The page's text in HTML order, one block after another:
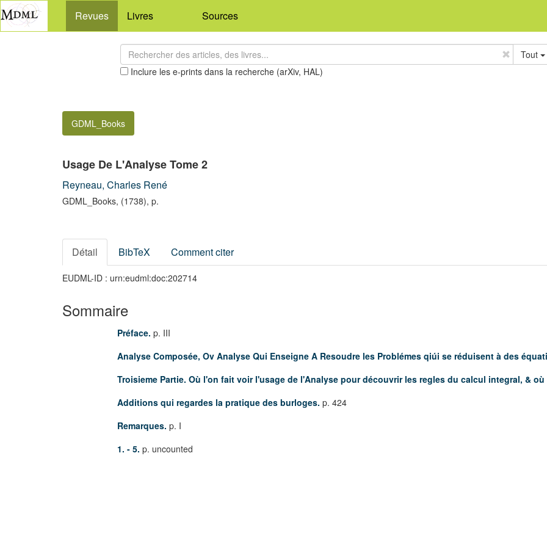
Revues Livres Sources
Tout
Inclure les e-prints dans la recherche (arXiv, HAL)
GDML_Books
Usage De L'Analyse Tome 2
Reyneau, Charles René
GDML_Books, (1738), p.
Détail BibTeX Comment citer
EUDML-ID : urn:eudml:doc:202714
Sommaire
Préface. p. III
Analyse Composée, Ov Analyse Qui Enseigne A Resoudre les Problémes qiúi se réduisent à des
Troisieme Partie. Où l'on fait voir l'usage de l'Analyse pour découvrir les regles du calcul integral, &
Additions qui regardes la pratique des burloges. p. 424
Remarques. p. I
1. - 5. p. uncounted